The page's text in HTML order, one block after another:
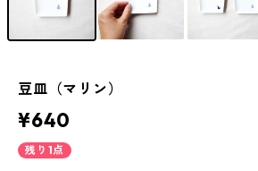
豆皿（マリン）
¥640
残り1点